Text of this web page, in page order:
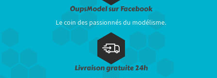
OupsModel sur Facebook
Le coin des passionnés du modélisme.
Livraison gratuite 24h